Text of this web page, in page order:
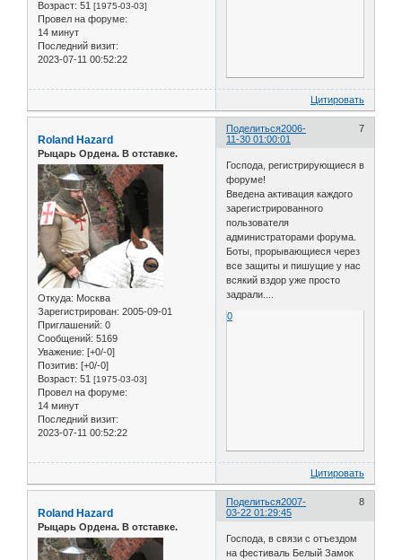
Возраст: 51 [1975-03-03]
Провел на форуме:
14 минут
Последний визит:
2023-07-11 00:52:22
Цитировать
Поделиться 7
2006-
11-30 01:00:01
Roland Hazard
Рыцарь Ордена. В отставке.
Откуда: Москва
Зарегистрирован: 2005-09-01
Приглашений: 0
Сообщений: 5169
Уважение: [+0/-0]
Позитив: [+0/-0]
Возраст: 51 [1975-03-03]
Провел на форуме:
14 минут
Последний визит:
2023-07-11 00:52:22
Господа, регистрирующиеся в
форуме!
Введена активация каждого
зарегистрированного
пользователя
администраторами форума.
Боты, прорывающиеся через
все защиты и пишущие у нас
всякий вздор уже просто
задрали....
0
Цитировать
Поделиться 8
2007-
03-22 01:29:45
Roland Hazard
Рыцарь Ордена. В отставке.
Господа, в связи с отъездом
на фестиваль Белый Замок